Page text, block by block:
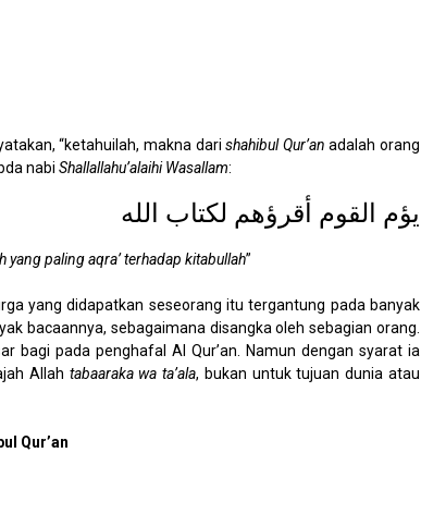
“ketahuilah, makna darishahibul Qur’an adalah orang
nabi Shallallahu’alaihi Wasallam:
يؤم القوم أقرؤهم لكتاب الله
paling aqra’ terhadap kitabullah”
yang didapatkan seseorang itu tergantung pada banyak
bacaannya, sebagaimana disangka oleh sebagian orang.
bagi pada penghafal Al Qur’an. Namun dengan syarat ia
Allah tabaaraka wa ta’ala, bukan untuk tujuan dunia atau
Qur’an